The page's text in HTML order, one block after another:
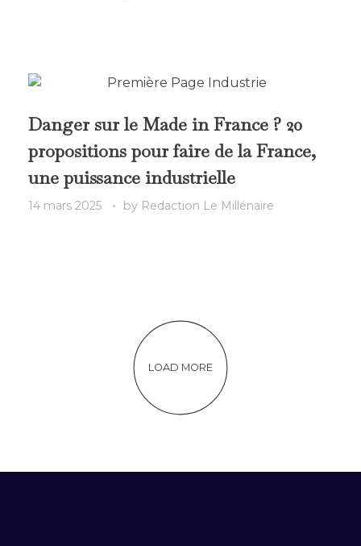
Danger sur le Made in France ? 20
propositions pour faire de la France,
une puissance industrielle
14 mars 2025 by Redaction Le Millénaire
LOAD MORE